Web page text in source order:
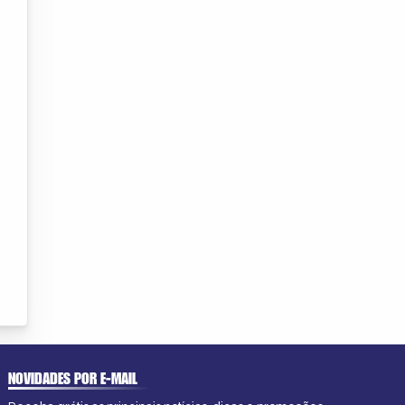
NOVIDADES POR E-MAIL